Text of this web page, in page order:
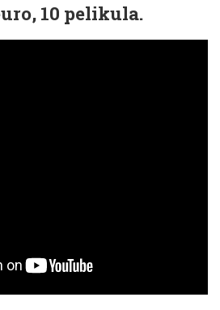
10 pelikula.